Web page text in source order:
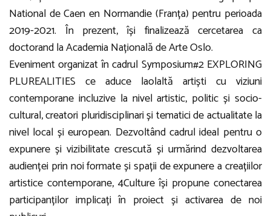
National de Caen en Normandie (Franța) pentru perioada
2019-2021. În prezent, își finalizează cercetarea ca
doctorand la Academia Națională de Arte Oslo.
Eveniment organizat în cadrul Symposium#2 EXPLORING
PLUREALITIES ce aduce laolaltă artiști cu viziuni
contemporane incluzive la nivel artistic, politic și socio-
cultural, creatori pluridisciplinari și tematici de actualitate la
nivel local și european. Dezvoltând cadrul ideal pentru o
expunere și vizibilitate crescută și urmărind dezvoltarea
audienței prin noi formate și spații de expunere a creațiilor
artistice contemporane, 4Culture își propune conectarea
participanților implicați în proiect și activarea de noi